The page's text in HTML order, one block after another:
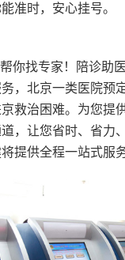
准时，安心挂号。
你找专家！陪诊助
，北京一类医院预
救治困难。为您提
，让您省时、省力
提供全程一站式服务